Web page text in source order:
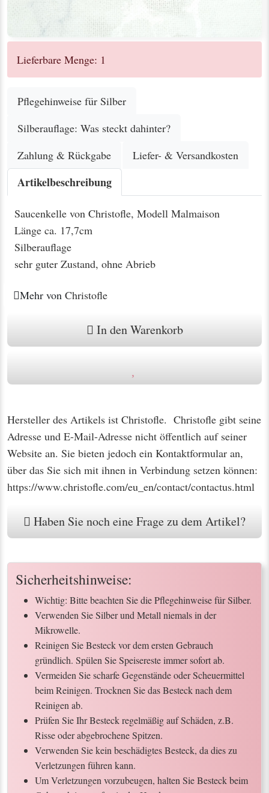
Lieferbare Menge: 1
Pflegehinweise für Silber
Silberauflage: Was steckt dahinter?
Zahlung & Rückgabe
Liefer- & Versandkosten
Artikelbeschreibung
Saucenkelle von Christofle, Modell Malmaison
Länge ca. 17,7cm
Silberauflage
sehr guter Zustand, ohne Abrieb
Mehr von Christofle
In den Warenkorb
Hersteller des Artikels ist Christofle. Christofle gibt seine
Adresse und E-Mail-Adresse nicht öffentlich auf seiner
Website an. Sie bieten jedoch ein Kontaktformular an,
über das Sie sich mit ihnen in Verbindung setzen können:
https://www.christofle.com/eu_en/contact/contactus.html
Haben Sie noch eine Frage zu dem Artikel?
Sicherheitshinweise:
Wichtig: Bitte beachten Sie die Pflegehinweise für Silber.
Verwenden Sie Silber und Metall niemals in der
Mikrowelle.
Reinigen Sie Besteck vor dem ersten Gebrauch
gründlich. Spülen Sie Speisereste immer sofort ab.
Vermeiden Sie scharfe Gegenstände oder Scheuermittel
beim Reinigen. Trocknen Sie das Besteck nach dem
Reinigen ab.
Prüfen Sie Ihr Besteck regelmäßig auf Schäden, z.B.
Risse oder abgebrochene Spitzen.
Verwenden Sie kein beschädigtes Besteck, da dies zu
Verletzungen führen kann.
Um Verletzungen vorzubeugen, halten Sie Besteck beim